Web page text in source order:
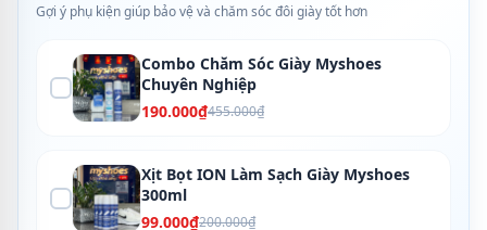
Gợi ý phụ kiện giúp bảo vệ và chăm sóc đôi giày tốt hơn
Combo Chăm Sóc Giày Myshoes
Chuyên Nghiệp
190.000₫455.000₫
Xịt Bọt ION Làm Sạch Giày Myshoes
300ml
99.000₫200.000₫